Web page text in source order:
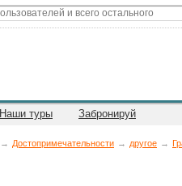
Наши туры Забронируй
→ Достопримечательности → другое →